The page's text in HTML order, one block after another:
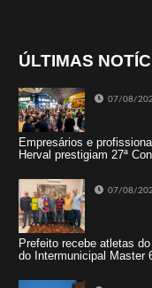
ÚLTIMAS
07/08/
Empresários e
Herval prestigiam 27ª
07/08/
Prefeito recebe atletas
do Intermunicipal Master